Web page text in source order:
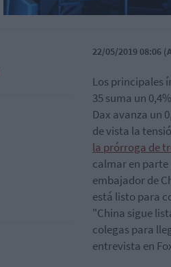
22/05/2019 08:06
Los principales
35 suma un
Dax avanza un
de vista la
la prórroga de
calmar en
embajador de
está listo para
"China sigue
colegas para
entrevista en